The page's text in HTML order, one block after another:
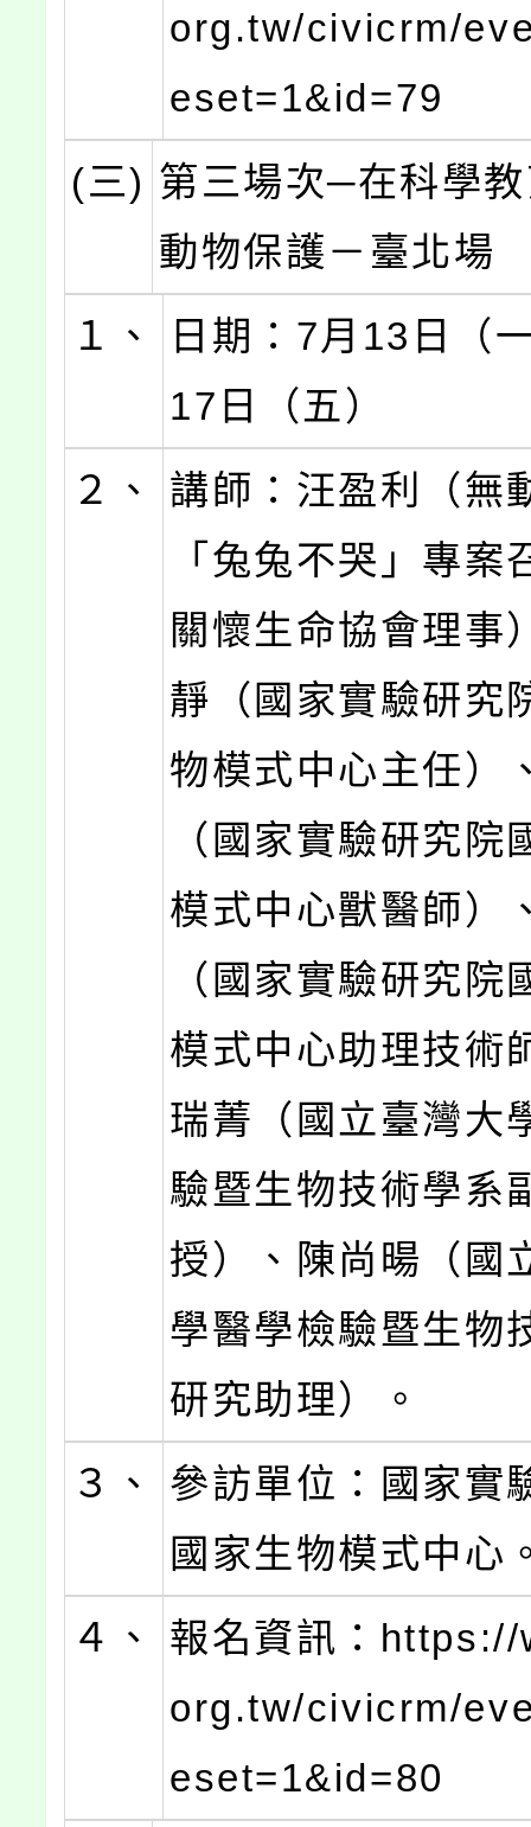
org.tw/civicrm/
eset=1&id=79
(三) 第三場次─在科學
動物保護－臺北場
１、
日期：7月13日（
17日（五）
２、
講師：汪盈利（無
「兔兔不哭」專案
關懷生命協會理事
靜（國家實驗研究
物模式中心主任）
（國家實驗研究院
模式中心獸醫師）
（國家實驗研究院
模式中心助理技術
瑞菁（國立臺灣大
驗暨生物技術學系
授）、陳尚暘（國
學醫學檢驗暨生物
研究助理）。
３、
參訪單位：國家實
國家生物模式中心
４、
報名資訊：
org.tw/civicrm/
eset=1&id=80